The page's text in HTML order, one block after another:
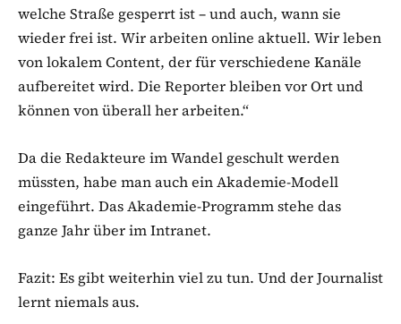
welche Straße gesperrt ist – und auch, wann sie
wieder frei ist. Wir arbeiten online aktuell. Wir leben
von lokalem Content, der für verschiedene Kanäle
aufbereitet wird. Die Reporter bleiben vor Ort und
können von überall her arbeiten.“
Da die Redakteure im Wandel geschult werden
müssten, habe man auch ein Akademie-Modell
eingeführt. Das Akademie-Programm stehe das
ganze Jahr über im Intranet.
Fazit: Es gibt weiterhin viel zu tun. Und der Journalist
lernt niemals aus.